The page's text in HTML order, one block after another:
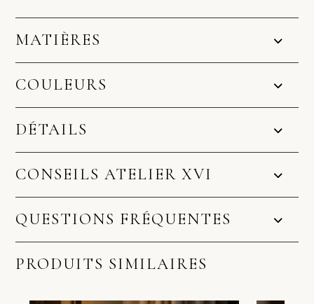
MATIÈRES
COULEURS
DÉTAILS
CONSEILS ATELIER XVI
QUESTIONS FRÉQUENTES
PRODUITS SIMILAIRES